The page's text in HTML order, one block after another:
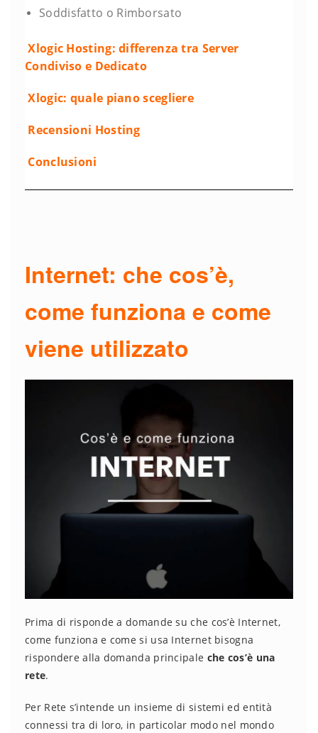
Soddisfatto o Rimborsato
Xlogic Hosting: differenza tra Server
Condiviso e Dedicato
Xlogic: quale piano scegliere
Recensioni Hosting
Conclusioni
Internet: che cos’è,
come funziona e come
viene utilizzato
Prima di risponde a domande su che cos’è Internet,
come funziona e come si usa Internet bisogna
rispondere alla domanda principale che cos’è una
rete.
Per Rete s’intende un insieme di sistemi ed entità
connessi tra di loro, in particolar modo nel mondo